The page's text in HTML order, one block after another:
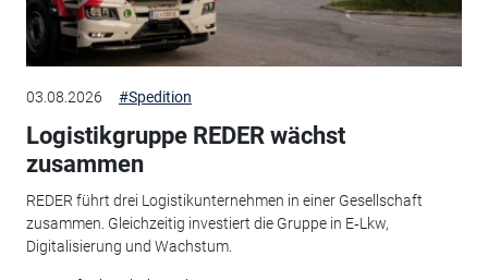
03.08.2026 #Spedition
Logistikgruppe REDER wächst
zusammen
REDER führt drei Logistikunternehmen in einer Gesellschaft
zusammen. Gleichzeitig investiert die Gruppe in E‑Lkw,
Digitalisierung und Wachstum.